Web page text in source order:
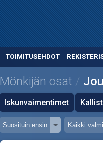
TOIMITUSEHDOT
Mönkijän osat
Iskunvaimentimet